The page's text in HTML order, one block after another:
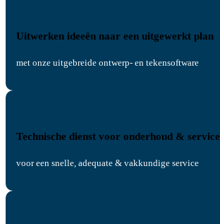
Uitwerken ideeën naar een uitgewerkt plan
met onze uitgebreide ontwerp- en tekensoftware
Technische dienst voor onderhoud & service
voor een snelle, adequate & vakkundige service